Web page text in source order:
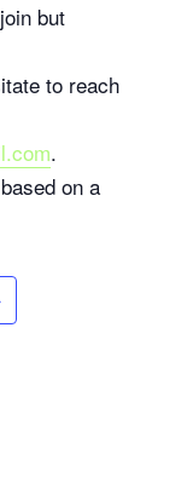
but
to reach
.
on a